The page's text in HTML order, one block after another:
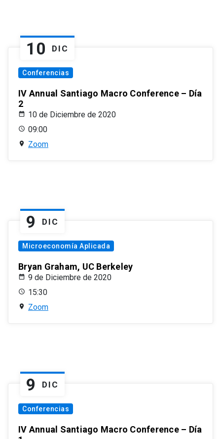
10 DIC
Conferencias
IV Annual Santiago Macro Conference – Día
2
10 de Diciembre de 2020
09:00
Zoom
9 DIC
Microeconomía Aplicada
Bryan Graham, UC Berkeley
9 de Diciembre de 2020
15:30
Zoom
9 DIC
Conferencias
IV Annual Santiago Macro Conference – Día